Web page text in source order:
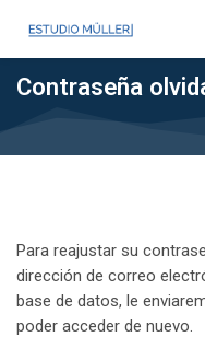
Contraseña
Para reajustar su
dirección de correo
base de datos, le
poder acceder de nuevo.